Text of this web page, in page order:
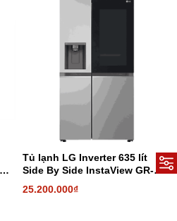
Tủ lạnh LG Inverter 635 lít
Side By Side InstaView GR-
25.200.000₫